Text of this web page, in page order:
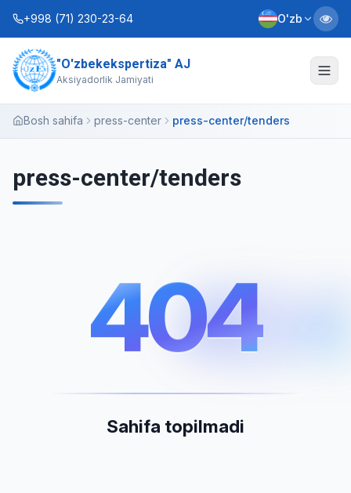
+998 (71) 230-23-64 O'zb
"O'zbekekspertiza" AJ
Aksiyadorlik Jamiyati
Biz haqimizda
Xizmatlar
Axborot xizmati
+998 (90) 712-12-36
Bosh sahifa press-center press-center/tenders
press-center/tenders
404
404
Sahifa topilmadi